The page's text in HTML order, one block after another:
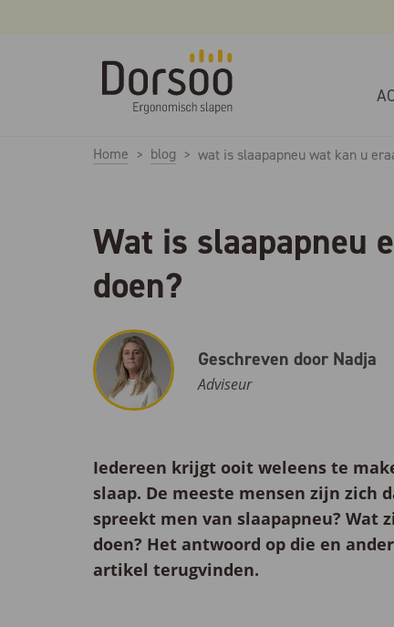
Home blog wat is slaapapneu wat kan u
Wat is slaapapneu
doen?
Geschreven door Nadja
Adviseur
Iedereen krijgt ooit weleens te
slaap. De meeste mensen zijn zich
spreekt men van slaapapneu? Wat
doen? Het antwoord op die en
artikel terugvinden.